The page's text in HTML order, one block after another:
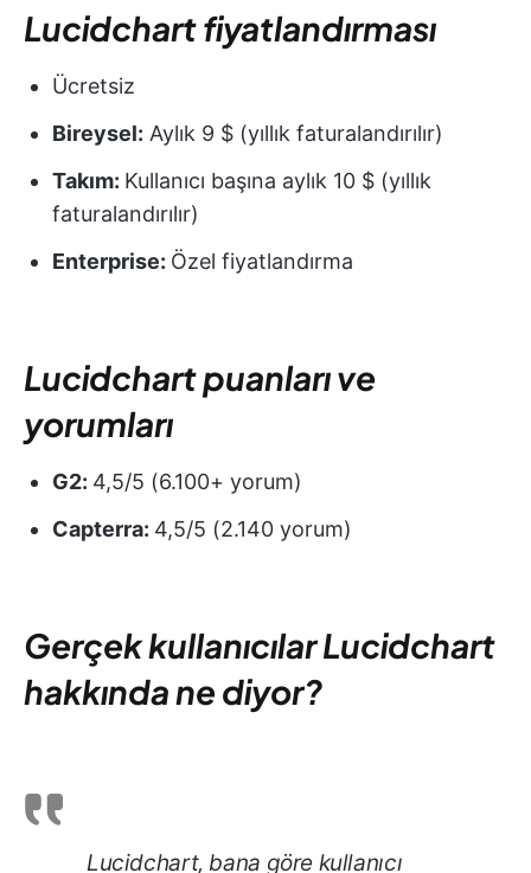
Lucidchart fiyatlandırması
Ücretsiz
Bireysel: Aylık 9 $ (yıllık faturalandırılır)
Takım: Kullanıcı başına aylık 10 $ (yıllık
faturalandırılır)
Enterprise: Özel fiyatlandırma
Lucidchart puanları ve
yorumları
G2: 4,5/5 (6.100+ yorum)
Capterra: 4,5/5 (2.140 yorum)
Gerçek kullanıcılar Lucidchart
hakkında ne diyor?
Lucidchart, bana göre kullanıcı